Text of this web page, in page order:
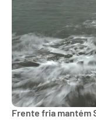
Frente fria mantém